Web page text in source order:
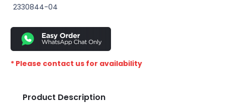
2330844-04
* Please contact us for availability
Product Description